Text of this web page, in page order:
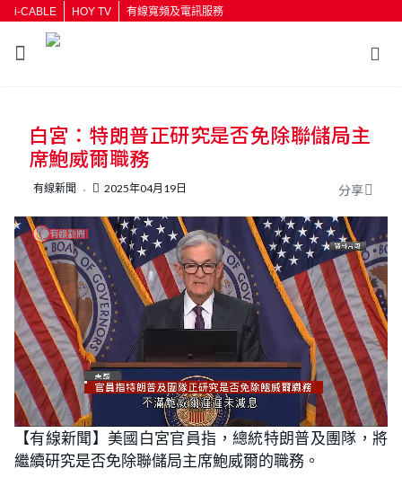
i-CABLE HOY TV 有線寬頻及電訊服務
按輸入鍵開始搜尋
白宮：特朗普正研究是否免除聯儲局主
席鮑威爾職務
有線新聞 2025年04月19日 分享
U
n
m
t
e
o
a
d
e
d
【有線新聞】美國白宮官員指，總統特朗普及團隊，將
繼續研究是否免除聯儲局主席鮑威爾的職務。